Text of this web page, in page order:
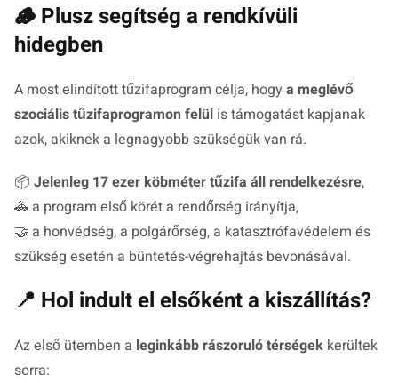
🪵 Plusz segítség a rendkívüli
hidegben
A most elindított tűzifaprogram célja, hogy a meglévő
szociális tűzifaprogramon felül is támogatást kapjanak
azok, akiknek a legnagyobb szükségük van rá.
📦 Jelenleg 17 ezer köbméter tűzifa áll rendelkezésre,
🚓 a program első körét a rendőrség irányítja,
🤝 a honvédség, a polgárőrség, a katasztrófavédelem és
szükség esetén a büntetés-végrehajtás bevonásával.
📍 Hol indult el elsőként a kiszállítás?
Az első ütemben a leginkább rászoruló térségek kerültek
sorra: